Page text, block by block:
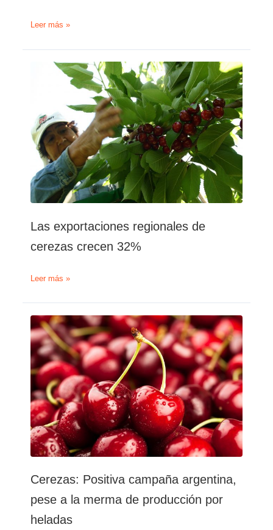
Cerezas:
argentinos
realizan
pese
a
complicaciones
por
coronavirus
Leer más »
Las exportaciones regionales de
cerezas crecen 32%
Las
regionales
de
cerezas
crecen
32%
Leer más »
Cerezas: Positiva campaña argentina,
pese a la merma de producción por
heladas